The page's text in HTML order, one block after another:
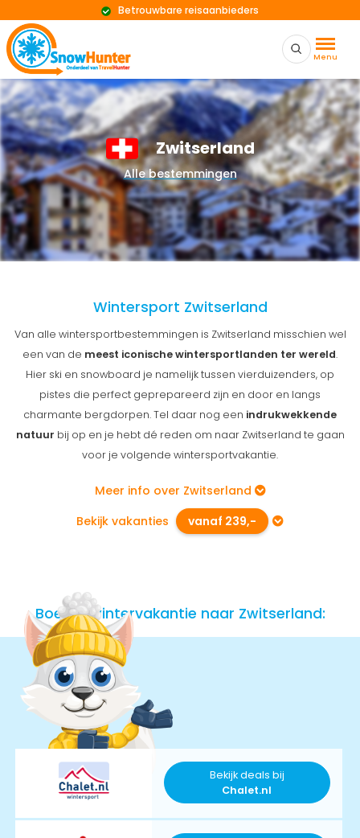
Menu
Betrouwbare reisaanbieders
Zwitserland
Alle bestemmingen
Wintersport Zwitserland
Van alle wintersportbestemmingen is Zwitserland misschien wel
een van de meest iconische wintersportlanden ter wereld.
Hier ski en snowboard je namelijk tussen vierduizenders, op
pistes die perfect geprepareerd zijn en door en langs
charmante bergdorpen. Tel daar nog een indrukwekkende
natuur bij op en je hebt dé reden om naar Zwitserland te gaan
voor je volgende wintersportvakantie.
Meer info over Zwitserland
Bekijk vakanties
vanaf 239,-
Boek je wintervakantie naar Zwitserland:
Bekijk deals bij
Chalet.nl